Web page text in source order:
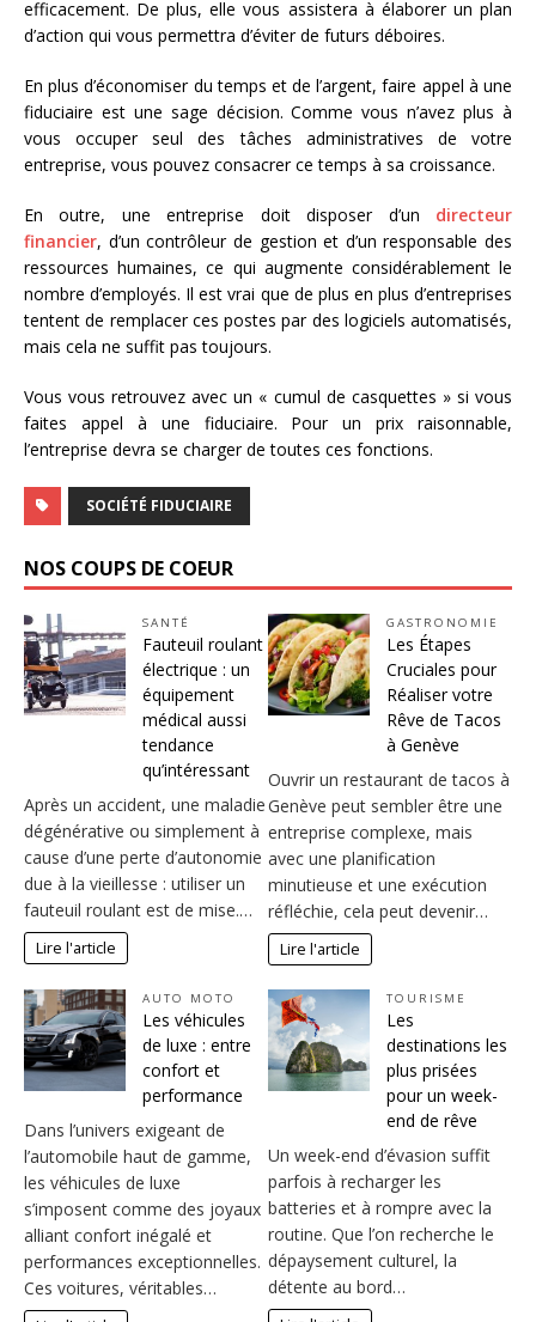
efficacement. De plus, elle vous assistera à élaborer un plan
d’action qui vous permettra d’éviter de futurs déboires.
En plus d’économiser du temps et de l’argent, faire appel à une
fiduciaire est une sage décision. Comme vous n’avez plus à
vous occuper seul des tâches administratives de votre
entreprise, vous pouvez consacrer ce temps à sa croissance.
En outre, une entreprise doit disposer d’un directeur
financier, d’un contrôleur de gestion et d’un responsable des
ressources humaines, ce qui augmente considérablement le
nombre d’employés. Il est vrai que de plus en plus d’entreprises
tentent de remplacer ces postes par des logiciels automatisés,
mais cela ne suffit pas toujours.
Vous vous retrouvez avec un « cumul de casquettes » si vous
faites appel à une fiduciaire. Pour un prix raisonnable,
l’entreprise devra se charger de toutes ces fonctions.
SOCIÉTÉ FIDUCIAIRE
NOS COUPS DE COEUR
SANTÉ
Fauteuil roulant
électrique : un
équipement
médical aussi
tendance
qu’intéressant
Après un accident, une maladie
dégénérative ou simplement à
cause d’une perte d’autonomie
due à la vieillesse : utiliser un
fauteuil roulant est de mise.…
Lire l'article
GASTRONOMIE
Les Étapes
Cruciales pour
Réaliser votre
Rêve de Tacos
à Genève
Ouvrir un restaurant de tacos à
Genève peut sembler être une
entreprise complexe, mais
avec une planification
minutieuse et une exécution
réfléchie, cela peut devenir…
Lire l'article
AUTO MOTO
Les véhicules
de luxe : entre
confort et
performance
Dans l’univers exigeant de
l’automobile haut de gamme,
les véhicules de luxe
s’imposent comme des joyaux
alliant confort inégalé et
performances exceptionnelles.
Ces voitures, véritables…
TOURISME
Les
destinations les
plus prisées
pour un week-
end de rêve
Un week-end d’évasion suffit
parfois à recharger les
batteries et à rompre avec la
routine. Que l’on recherche le
dépaysement culturel, la
détente au bord…